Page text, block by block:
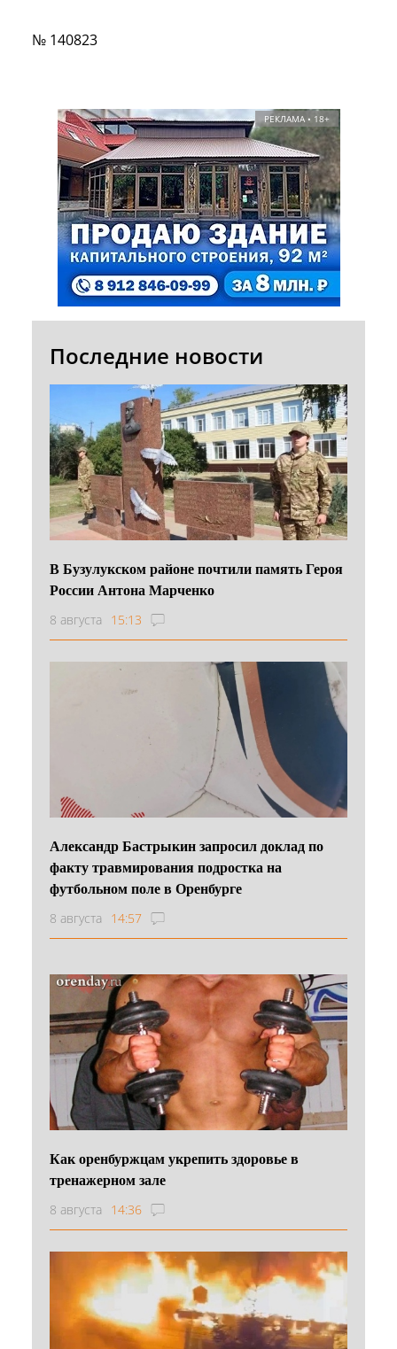
№ 140823
РЕКЛАМА • 18+
Последние новости
В Бузулукском районе почтили память Героя
России Антона Марченко
8 августа 15:13
Александр Бастрыкин запросил доклад по
факту травмирования подростка на
футбольном поле в Оренбурге
8 августа 14:57
Как оренбуржцам укрепить здоровье в
тренажерном зале
8 августа 14:36